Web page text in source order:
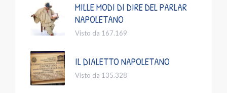
MILLE MODI DI DIRE DEL PARLAR
NAPOLETANO
Visto da 167.169
IL DIALETTO NAPOLETANO
Visto da 135.328